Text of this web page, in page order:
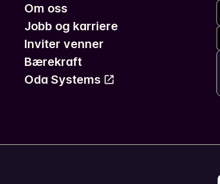
Om oss
Jobb og karriere
Inviter venner
Bærekraft
Oda Systems